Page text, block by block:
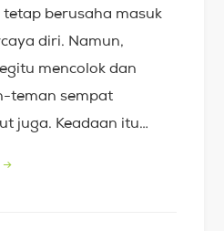
berusaha masuk
diri. Namun,
mencolok dan
teman sempat
juga. Keadaan itu…
→